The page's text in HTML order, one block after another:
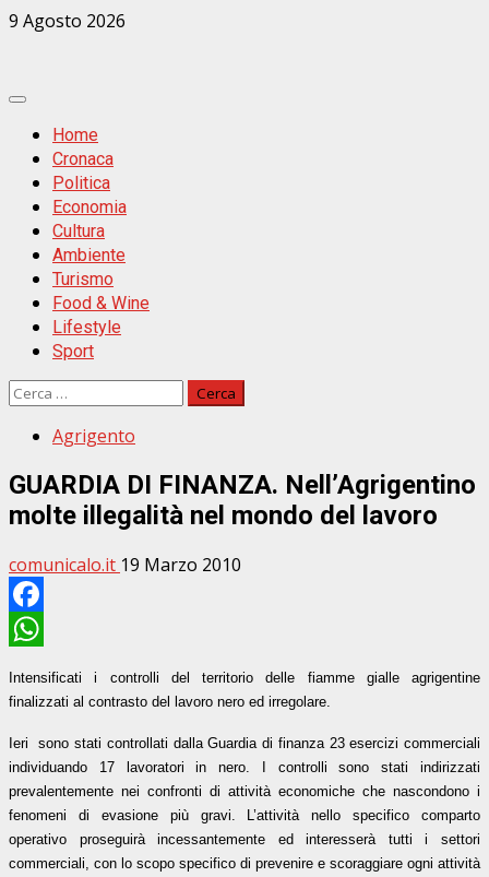
Zum
9 Agosto 2026
Primäres
MenüHome
Cronaca
Politica
Economia
Cultura
Ambiente
Turismo
Food & Wine
Lifestyle
Sport
Ricerca
Agrigento
GUARDIA DI FINANZA. Nell’Agrigentino
molte illegalità nel mondo del lavoro
comunicalo.it 19 Marzo 2010
Facebook
Intensificati i controlli del territorio delle fiamme gialle agrigentine
finalizzati al contrasto del lavoro nero ed irregolare.
Ieri
sono stati controllati dalla Guardia di finanza 23 esercizi commerciali
individuando 17 lavoratori in nero. I controlli sono stati indirizzati
prevalentemente nei confronti di attività economiche che nascondono i
fenomeni di evasione più gravi. L’attività nello specifico comparto
operativo proseguirà incessantemente ed interesserà tutti i settori
commerciali, con lo scopo specifico di prevenire e scoraggiare ogni attività